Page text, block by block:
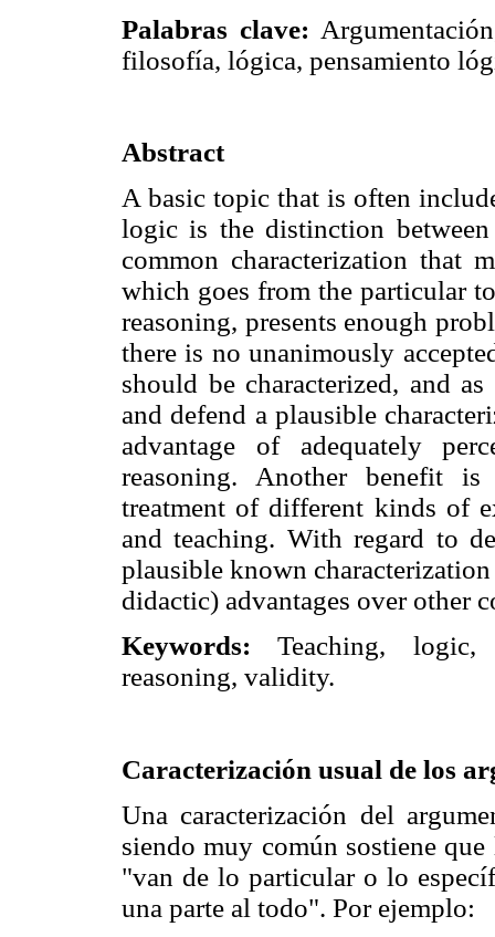
Palabras clave:
filosofía, lógica, pensamiento
Abstract
A basic topic that is often
logic is the distinction
common characterization that
which goes from the particular
reasoning, presents enough
there is no unanimously
should be characterized, and
and defend a plausible
advantage of adequately
reasoning. Another benefit
treatment of different kinds of
and teaching. With regard to
plausible known
didactic) advantages over other
Keywords: Teaching, logic,
reasoning, validity.
Caracterización usual de los
Una caracterización del
siendo muy común sostiene
"van de lo particular o lo
una parte al todo". Por ejemplo: